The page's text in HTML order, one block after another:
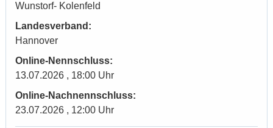
Wunstorf- Kolenfeld
Landesverband:
Hannover
Online-Nennschluss:
13.07.2026 , 18:00 Uhr
Online-Nachnennschluss:
23.07.2026 , 12:00 Uhr